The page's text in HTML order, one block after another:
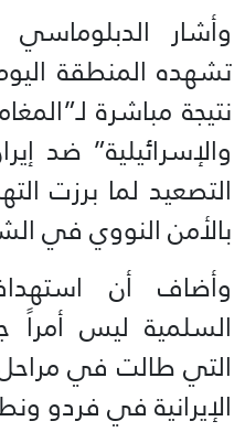
وأشار
تشهده المنطقة
نتيجة مباشرة
والإسرائيلية” ضد
التصعيد لما برزت
بالأمن النووي في
وأضاف أن
السلمية ليس أمراً
التي طالت في مراحل
الإيرانية في فردو